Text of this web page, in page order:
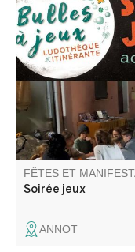
Découverte de jeux
stratégie, enquête,
par la ludothèque
FÊTES ET
Soirée jeux
ANNOT